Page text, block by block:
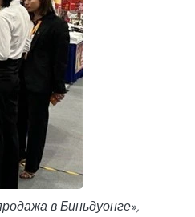
в Биньдуонге»,